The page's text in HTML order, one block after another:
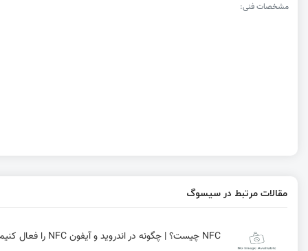
مشخصات فنی:
مقالات مرتبط در سیسوگ
NFC چیست؟ | چگونه در اندروید و آیفون NFC را فعال کنیم؟